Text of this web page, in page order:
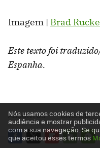
Imagem | Brad
Este texto foi
Espanha.
ASSUNTOS Diversos
Nós usamos cookies de
audiência e mostrar
com a sua navegação. Se
que aceitou esses termos